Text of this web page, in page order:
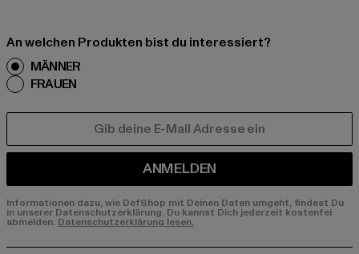
An welchen Produkten bist du interessiert?
MÄNNER
FRAUEN
ANMELDEN
Informationen dazu, wie DefShop mit Deinen Daten umgeht, findest Du
in unserer Datenschutzerklärung. Du kannst Dich jederzeit kostenfei
abmelden. Datenschutzerklärung lesen.